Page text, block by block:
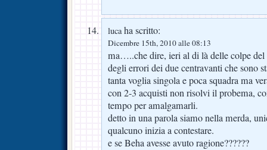
lucaha scritto:
Dicembre 15th, 2010 alle 08:13
ma…..che dire, ieri al di là delle colpe
degli errori dei due centravanti che sono
tanta voglia singola e poca squadra ma
con 2-3 acquisti non risolvi il probema,
tempo per amalgamarli.
detto in una parola siamo nella merda,
qualcuno inizia a contestare.
e se Beha avesse avuto ragione??????